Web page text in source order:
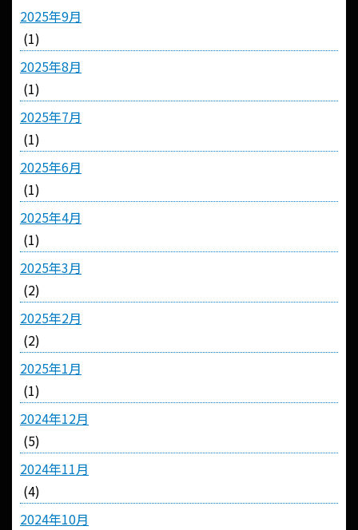
2025年9月
(1)
2025年8月
(1)
2025年7月
(1)
2025年6月
(1)
2025年4月
(1)
2025年3月
(2)
2025年2月
(2)
2025年1月
(1)
2024年12月
(5)
2024年11月
(4)
2024年10月